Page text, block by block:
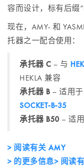
容而设计，标有后缀
现在，AMY- 和
托器之一配合使用：
承托器 C – 与
HEKLA 兼容
承托器 B– 适用于
SOCKET-B-35
承托器 B50 – 适
> 阅读有关 AMY
> 的更多信息> 阅读